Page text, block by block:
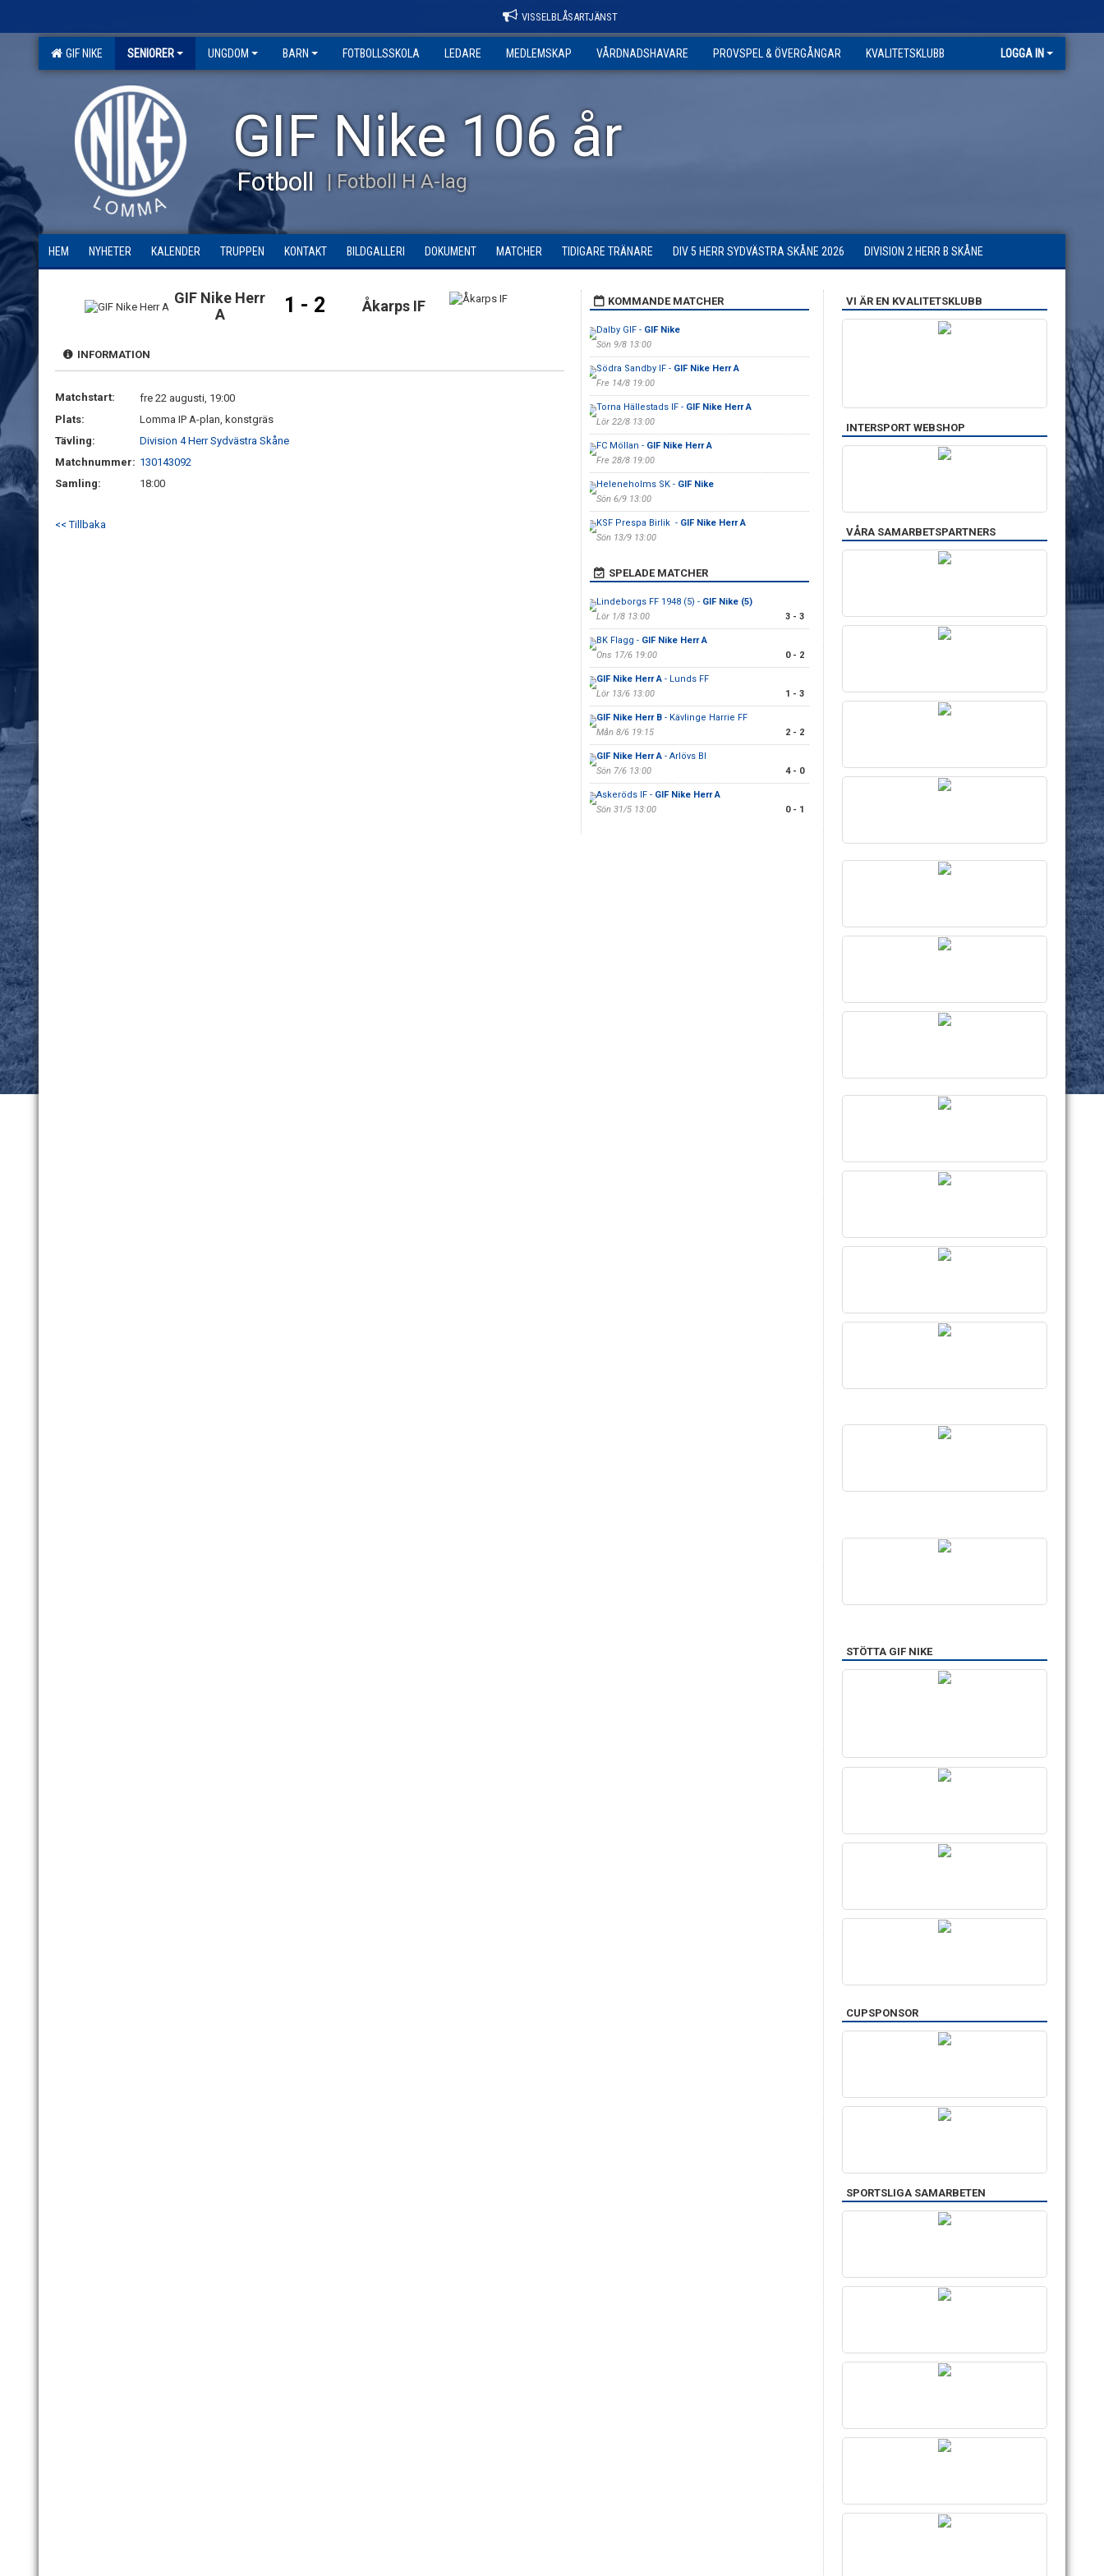
VISSELBLÅSARTJÄNST
GIF NIKE SENIORER UNGDOM BARN FOTBOLLSSKOLA LEDARE MEDLEMSKAP VÅRDNADSHAVARE PROVSPEL & ÖVERGÅNGAR KVALITETSKLUBB LOGGA IN
GIF Nike 106 år
Fotboll | Fotboll H A-lag
HEM NYHETER KALENDER TRUPPEN KONTAKT BILDGALLERI DOKUMENT MATCHER TIDIGARE TRÄNARE DIV 5 HERR SYDVÄSTRA SKÅNE 2026 DIVISION 2 HERR B SKÅNE
GIF Nike Herr
A
1 - 2 Åkarps IF
INFORMATION
Matchstart:
fre 22 augusti, 19:00
Plats:
Lomma IP A-plan, konstgräs
Tävling:
Division 4 Herr Sydvästra Skåne
Matchnummer: 130143092
Samling:
18:00
<< Tillbaka
KOMMANDE MATCHER
Dalby GIF - GIF Nike
Sön 9/8 13:00
Södra Sandby IF - GIF Nike Herr A
Fre 14/8 19:00
Torna Hällestads IF - GIF Nike Herr A
Lör 22/8 13:00
FC Möllan - GIF Nike Herr A
Fre 28/8 19:00
Heleneholms SK - GIF Nike
Sön 6/9 13:00
KSF Prespa Birlik - GIF Nike Herr A
Sön 13/9 13:00
SPELADE MATCHER
Lindeborgs FF 1948 (5) - GIF Nike (5)
Lör 1/8 13:00
3 - 3
BK Flagg - GIF Nike Herr A
Ons 17/6 19:00
0 - 2
GIF Nike Herr A- Lunds FF
Lör 13/6 13:00
1 - 3
GIF Nike Herr B- Kävlinge Harrie FF
Mån 8/6 19:15
2 - 2
GIF Nike Herr A- Arlövs BI
Sön 7/6 13:00
4 - 0
Askeröds IF - GIF Nike Herr A
Sön 31/5 13:00
0 - 1
VI ÄR EN KVALITETSKLUBB
INTERSPORT WEBSHOP
VÅRA SAMARBETSPARTNERS
STÖTTA GIF NIKE
CUPSPONSOR
SPORTSLIGA SAMARBETEN